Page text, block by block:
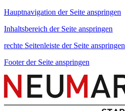
Hauptnavigation der Seite anspringen
Inhaltsbereich der Seite anspringen
rechte Seitenleiste der Seite anspringen
Footer der Seite anspringen